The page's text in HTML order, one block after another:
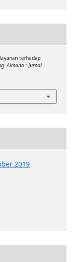
terhadap
Almana : Jurnal
2019